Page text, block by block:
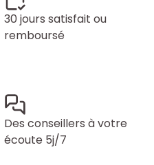
30 jours satisfait ou
remboursé
Des conseillers à votre
écoute 5j/7